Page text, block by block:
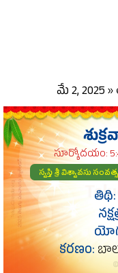
మే 2, 2025
సూర్యోదయం:
స్వస్తి శ్రీ విశ్వావసు
తిథి:
కరణం: